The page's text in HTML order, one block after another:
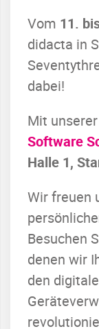
Vom 11.
didacta in
dabei!
Mit
Software
Halle 1,
Wir freuen
Besuchen
denen wir
den